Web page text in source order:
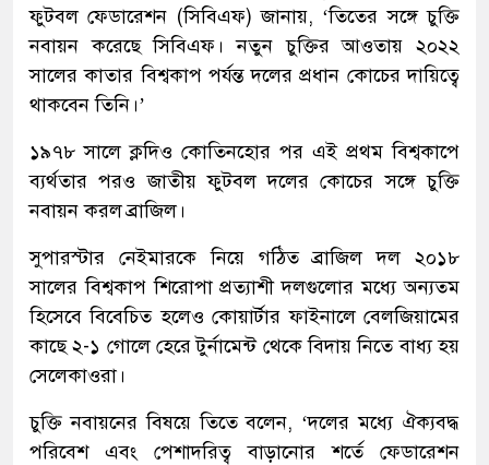
ফুটবল ফেডারেশন (সিবিএফ) জানায়, ‘তিতের সঙ্গে চুক্তি
নবায়ন করেছে সিবিএফ। নতুন চুক্তির আওতায় ২০২২
সালের কাতার বিশ্বকাপ পর্যন্ত দলের প্রধান কোচের দায়িত্বে
থাকবেন তিনি।’
১৯৭৮ সালে ক্লদিও কোতিনহোর পর এই প্রথম বিশ্বকাপে
ব্যর্থতার পরও জাতীয় ফুটবল দলের কোচের সঙ্গে চুক্তি
নবায়ন করল ব্রাজিল।
সুপারস্টার নেইমারকে নিয়ে গঠিত ব্রাজিল দল ২০১৮
সালের বিশ্বকাপ শিরোপা প্রত্যাশী দলগুলোর মধ্যে অন্যতম
হিসেবে বিবেচিত হলেও কোয়ার্টার ফাইনালে বেলজিয়ামের
কাছে ২-১ গোলে হেরে টুর্নামেন্ট থেকে বিদায় নিতে বাধ্য হয়
সেলেকাওরা।
চুক্তি নবায়নের বিষয়ে তিতে বলেন, ‘দলের মধ্যে ঐক্যবদ্ধ
পরিবেশ এবং পেশাদরিত্ব বাড়ানোর শর্তে ফেডারেশন